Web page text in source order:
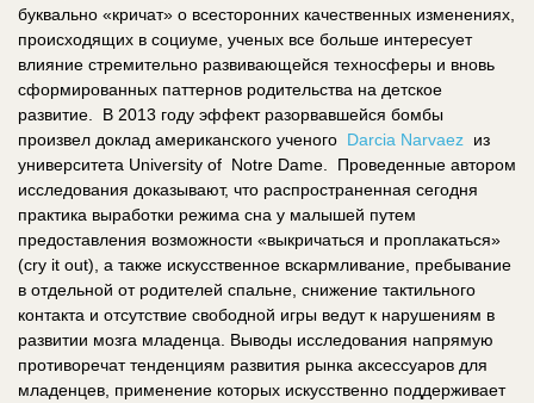
буквально «кричат» о всесторонних качественных изменениях,
происходящих в социуме, ученых все больше интересует
влияние стремительно развивающейся техносферы и вновь
сформированных паттернов родительства на детское
развитие. В 2013 году эффект разорвавшейся бомбы
произвел доклад американского ученого Darcia Narvaez из
университета University of Notre Dame. Проведенные автором
исследования доказывают, что распространенная сегодня
практика выработки режима сна у малышей путем
предоставления возможности «выкричаться и проплакаться»
(cry it out), а также искусственное вскармливание, пребывание
в отдельной от родителей спальне, снижение тактильного
контакта и отсутствие свободной игры ведут к нарушениям в
развитии мозга младенца. Выводы исследования напрямую
противоречат тенденциям развития рынка аксессуаров для
младенцев, применение которых искусственно поддерживает